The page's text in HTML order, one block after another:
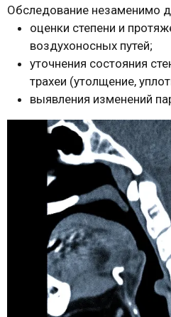
Обследование незаменимо
оценки степени и
воздухоносных путей;
уточнения состояния
трахеи (утолщение,
выявления изменений